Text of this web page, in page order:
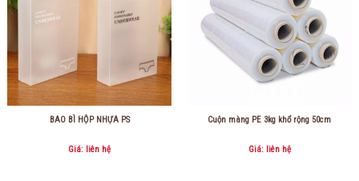
BAO BÌ HỘP NHỰA PS
Giá: liên hệ
Cuộn màng PE 3kg khổ rộng 50cm
Giá: liên hệ